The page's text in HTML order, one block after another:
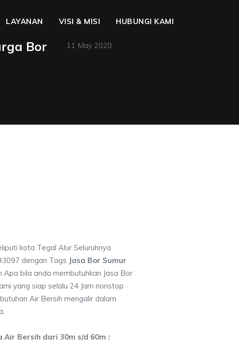
LAYANAN VISI & MISI HUBUNGI KAMI
11 May 2020
Bor
kota Tegal Alur Seluruhnya
dengan Tags Jasa Bor Sumur
Apa bila anda membutuhkan Jasa Bor
yang siap selalu 24 Jam nonstop
Air Bersih mengalir dalam
Air Bersih dari 30m s/d 60m :